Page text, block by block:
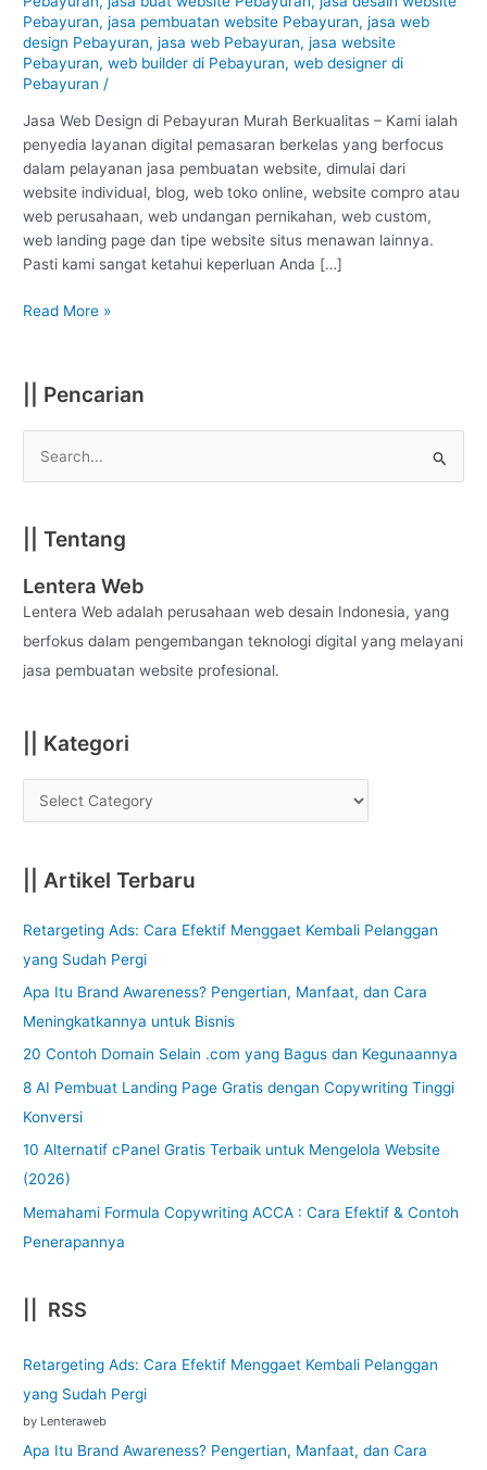
Pebayuran,jasa pembuatan website Pebayuran,jasa web
design Pebayuran,jasa web Pebayuran,jasa website
Pebayuran,web builder di Pebayuran,web designer di
Pebayuran /
Jasa Web Design di Pebayuran Murah Berkualitas – Kami ialah
penyedia layanan digital pemasaran berkelas yang berfocus
dalam pelayanan jasa pembuatan website, dimulai dari
website individual, blog, web toko online, website compro atau
web perusahaan, web undangan pernikahan, web custom,
web landing page dan tipe website situs menawan lainnya.
Pasti kami sangat ketahui keperluan Anda […]
:
Murah
Berkualitas
Read More »
|| Pencarian
r
c
h
f
o
|| Tentang
Lentera Web
Lentera Web adalah perusahaan web desain Indonesia, yang
berfokus dalam pengembangan teknologi digital yang melayani
jasa pembuatan website profesional.
|| Kategori
|| Artikel Terbaru
Retargeting Ads: Cara Efektif Menggaet Kembali Pelanggan
yang Sudah Pergi
Apa Itu Brand Awareness? Pengertian, Manfaat, dan Cara
Meningkatkannya untuk Bisnis
20 Contoh Domain Selain .com yang Bagus dan Kegunaannya
8 AI Pembuat Landing Page Gratis dengan Copywriting Tinggi
Konversi
10 Alternatif cPanel Gratis Terbaik untuk Mengelola Website
(2026)
Memahami Formula Copywriting ACCA : Cara Efektif & Contoh
Penerapannya
|| RSS
Retargeting Ads: Cara Efektif Menggaet Kembali Pelanggan
yang Sudah Pergi
by Lenteraweb
Apa Itu Brand Awareness? Pengertian, Manfaat, dan Cara